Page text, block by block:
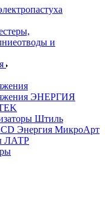
и
ЭНЕРГИЯ
Штиль
Энepгия МикроАрт
ЛАТР